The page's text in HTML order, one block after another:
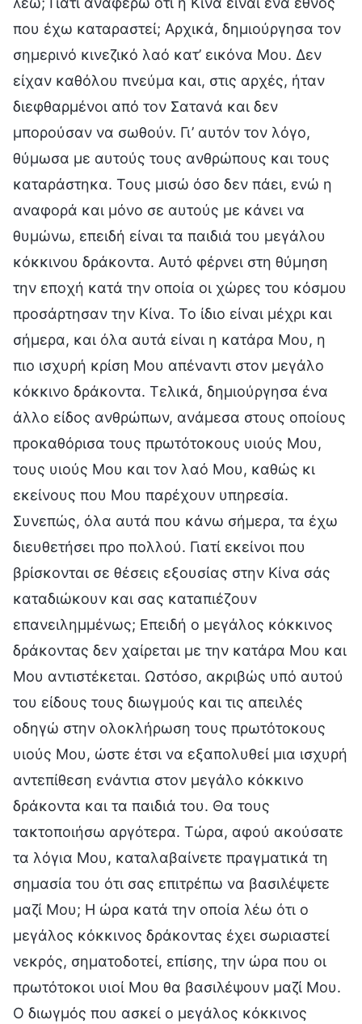
που έχω καταραστεί; Αρχικά, δημιούργησα τον
σημερινό κινεζικό λαό κατ’ εικόνα Μου. Δεν
είχαν καθόλου πνεύμα και, στις αρχές, ήταν
διεφθαρμένοι από τον Σατανά και δεν
μπορούσαν να σωθούν. Γι’ αυτόν τον λόγο,
θύμωσα με αυτούς τους ανθρώπους και τους
καταράστηκα. Τους μισώ όσο δεν πάει, ενώ η
αναφορά και μόνο σε αυτούς με κάνει να
θυμώνω, επειδή είναι τα παιδιά του μεγάλου
κόκκινου δράκοντα. Αυτό φέρνει στη θύμηση
την εποχή κατά την οποία οι χώρες του κόσμου
προσάρτησαν την Κίνα. Το ίδιο είναι μέχρι και
σήμερα, και όλα αυτά είναι η κατάρα Μου, η
πιο ισχυρή κρίση Μου απέναντι στον μεγάλο
κόκκινο δράκοντα. Τελικά, δημιούργησα ένα
άλλο είδος ανθρώπων, ανάμεσα στους οποίους
προκαθόρισα τους πρωτότοκους υιούς Μου,
τους υιούς Μου και τον λαό Μου, καθώς κι
εκείνους που Μου παρέχουν υπηρεσία.
Συνεπώς, όλα αυτά που κάνω σήμερα, τα έχω
διευθετήσει προ πολλού. Γιατί εκείνοι που
βρίσκονται σε θέσεις εξουσίας στην Κίνα σάς
καταδιώκουν και σας καταπιέζουν
επανειλημμένως; Επειδή ο μεγάλος κόκκινος
δράκοντας δεν χαίρεται με την κατάρα Μου και
Μου αντιστέκεται. Ωστόσο, ακριβώς υπό αυτού
του είδους τους διωγμούς και τις απειλές
οδηγώ στην ολοκλήρωση τους πρωτότοκους
υιούς Μου, ώστε έτσι να εξαπολυθεί μια ισχυρή
αντεπίθεση ενάντια στον μεγάλο κόκκινο
δράκοντα και τα παιδιά του. Θα τους
τακτοποιήσω αργότερα. Τώρα, αφού ακούσατε
τα λόγια Μου, καταλαβαίνετε πραγματικά τη
σημασία του ότι σας επιτρέπω να βασιλέψετε
μαζί Μου; Η ώρα κατά την οποία λέω ότι ο
μεγάλος κόκκινος δράκοντας έχει σωριαστεί
νεκρός, σηματοδοτεί, επίσης, την ώρα που οι
πρωτότοκοι υιοί Μου θα βασιλέψουν μαζί Μου.
Ο διωγμός που ασκεί ο μεγάλος κόκκινος